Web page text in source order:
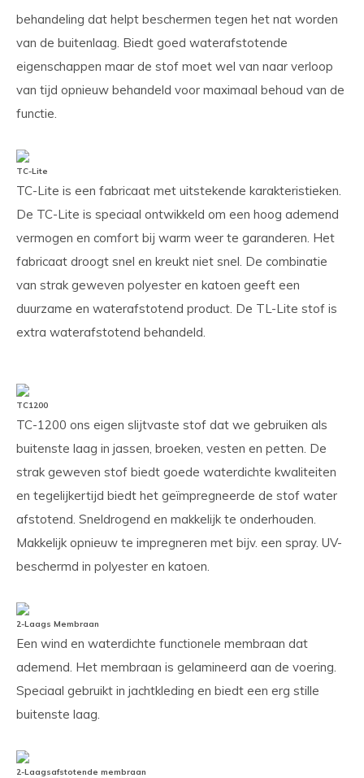
behandeling dat helpt beschermen tegen het nat worden
van de buitenlaag. Biedt goed waterafstotende
eigenschappen maar de stof moet wel van naar verloop
van tijd opnieuw behandeld voor maximaal behoud van de
functie.
TC-Lite
TC-Lite is een fabricaat met uitstekende karakteristieken.
De TC-Lite is speciaal ontwikkeld om een hoog ademend
vermogen en comfort bij warm weer te garanderen. Het
fabricaat droogt snel en kreukt niet snel. De combinatie
van strak geweven polyester en katoen geeft een
duurzame en waterafstotend product. De TL-Lite stof is
extra waterafstotend behandeld.
TC1200
TC-1200 ons eigen slijtvaste stof dat we gebruiken als
buitenste laag in jassen, broeken, vesten en petten. De
strak geweven stof biedt goede waterdichte kwaliteiten
en tegelijkertijd biedt het geïmpregneerde de stof water
afstotend. Sneldrogend en makkelijk te onderhouden.
Makkelijk opnieuw te impregneren met bijv. een spray. UV-
beschermd in polyester en katoen.
2-Laags Membraan
Een wind en waterdichte functionele membraan dat
ademend. Het membraan is gelamineerd aan de voering.
Speciaal gebruikt in jachtkleding en biedt een erg stille
buitenste laag.
2-Laagsafstotende membraan